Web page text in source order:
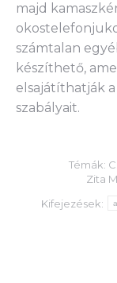
majd
számtalan
készíthető,
elsajátíthatják
szabályait.
Témák:
Zita
Kifejezések: